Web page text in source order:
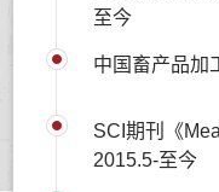
至今
中国畜产品加
SCI期刊《
2015.5-至今